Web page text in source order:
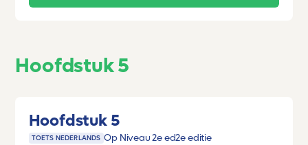
Hoofdstuk 5
Hoofdstuk 5
TOETS NEDERLANDS Op Niveau 2e ed2e editie